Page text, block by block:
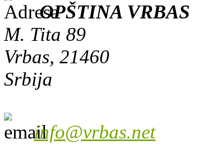
OPŠTINA VRBAS
M. Tita 89
Vrbas, 21460
Srbija
info@vrbas.net